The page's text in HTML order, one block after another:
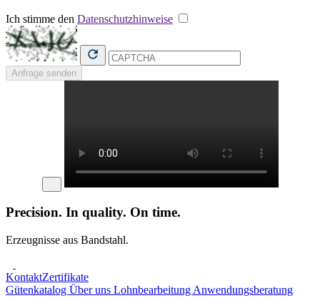
Ich stimme den Datenschutzhinweise
Anfrage senden
Precision. In quality. On time.
Erzeugnisse aus Bandstahl.
KontaktZertifikate
Gütenkatalog Über uns Lohnbearbeitung Anwendungsberatung